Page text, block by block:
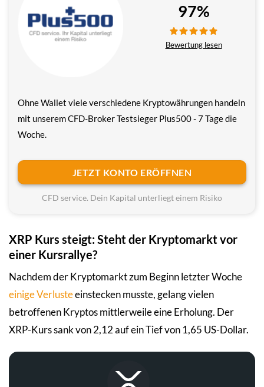
Ohne Wallet viele verschiedene Krypto­währungen handeln
mit unserem CFD-Broker Testsieger Plus500 - 7 Tage die
Woche.
97%
Bewertung lesen
JETZT KONTO ERÖFFNEN
CFD service. Dein Kapital unterliegt einem Risiko
XRP Kurs steigt: Steht der Kryptomarkt vor
einer Kursrallye?
Nachdem der Kryptomarkt zum Beginn letzter Woche
einige Verlusteeinstecken musste, gelang vielen
betroffenen Kryptos mittlerweile eine Erholung. Der
XRP-Kurs sank von 2,12 auf ein Tief von 1,65 US-Dollar.